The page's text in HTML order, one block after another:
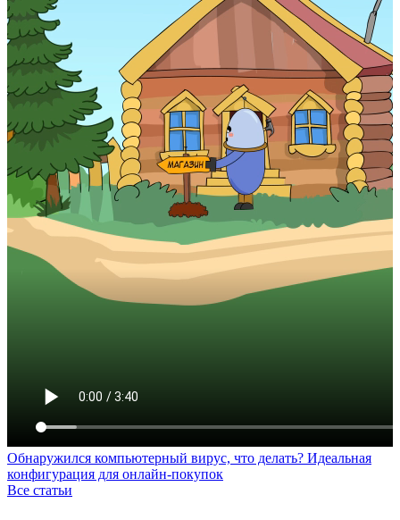
Обнаружился компьютерный вирус, что делать? Идеальная
конфигурация для онлайн-покупок
Все статьи